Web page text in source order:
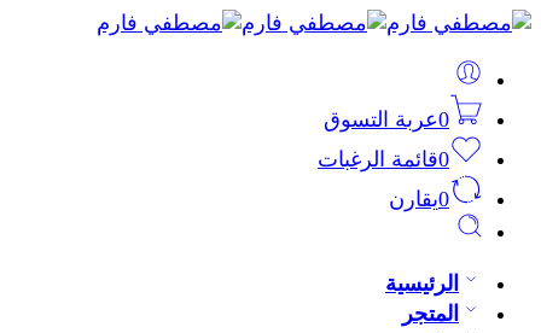
0عربة التسوق
0قائمة الرغبات
0يقارن
الرئيسية
المتجر